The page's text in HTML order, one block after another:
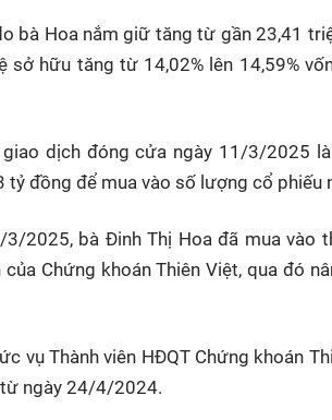
bà Hoa nắm giữ tăng từ gần 23,41
hữu tăng từ 14,02% lên 14,59%
dịch đóng cửa ngày 11/3/2025
đồng để mua vào số lượng cổ phiếu
2025, bà Đinh Thị Hoa đã mua vào
Chứng khoán Thiên Việt, qua đó
vụ Thành viên HĐQT Chứng khoán
ngày 24/4/2024.